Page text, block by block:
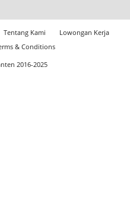
Tentang Kami
Lowongan Kerja
& Conditions
2016-2025